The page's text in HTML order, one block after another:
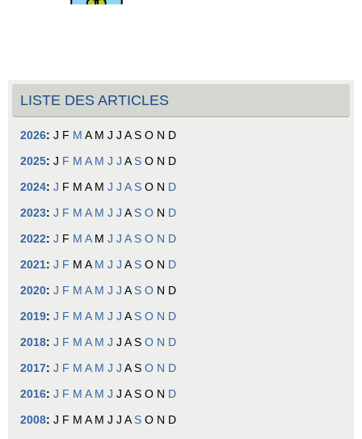
LISTE DES ARTICLES
2026: J F M A M J J A S O N D
2025: J F M A M J J A S O N D
2024: J F M A M J J A S O N D
2023: J F M A M J J A S O N D
2022: J F M A M J J A S O N D
2021: J F M A M J J A S O N D
2020: J F M A M J J A S O N D
2019: J F M A M J J A S O N D
2018: J F M A M J J A S O N D
2017: J F M A M J J A S O N D
2016: J F M A M J J A S O N D
2008: J F M A M J J A S O N D